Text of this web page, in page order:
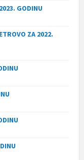
GODINU
ZA 2022.